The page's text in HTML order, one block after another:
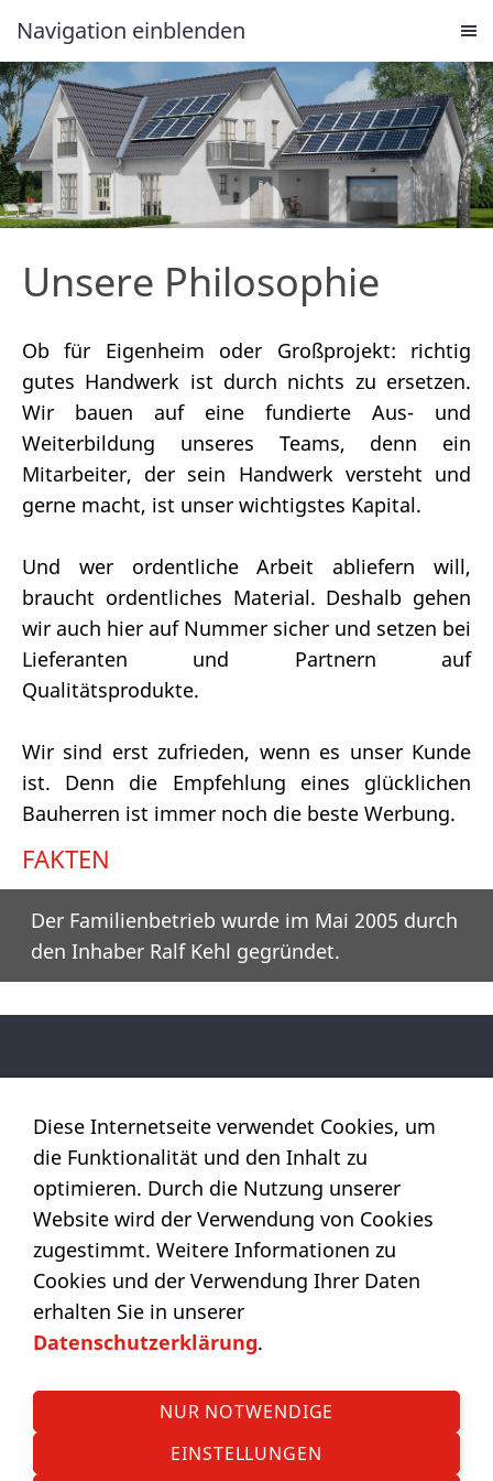
Navigation einblenden
Unsere Philosophie
Ob für Eigenheim oder Großprojekt: richtig
gutes Handwerk ist durch nichts zu ersetzen.
Wir bauen auf eine fundierte Aus- und
Weiterbildung unseres Teams, denn ein
Mitarbeiter, der sein Handwerk versteht und
gerne macht, ist unser wichtigstes Kapital.
Und wer ordentliche Arbeit abliefern will,
braucht ordentliches Material. Deshalb gehen
wir auch hier auf Nummer sicher und setzen bei
Lieferanten und Partnern auf
Qualitätsprodukte.
Wir sind erst zufrieden, wenn es unser Kunde
ist. Denn die Empfehlung eines glücklichen
Bauherren ist immer noch die beste Werbung.
FAKTEN
Der Familienbetrieb wurde im Mai 2005 durch
den Inhaber Ralf Kehl gegründet.
Eulenbaum 9
23966 Wismar
Telefon: 0 38 41 - 36 00 76
Telefax: 0 38 41 - 33 41 92
Funk: 0162 - 135 20 44
DIESEN COOKIE ZULASSEN
DatenschutzCookiesBarrierefreiheit
Diese Internetseite verwendet Cookies, um
die Funktionalität und den Inhalt zu
optimieren. Durch die Nutzung unserer
Website wird der Verwendung von Cookies
zugestimmt. Weitere Informationen zu
Cookies und der Verwendung Ihrer Daten
erhalten Sie in unserer
Datenschutzerklärung.
NUR NOTWENDIGE
EINSTELLUNGEN